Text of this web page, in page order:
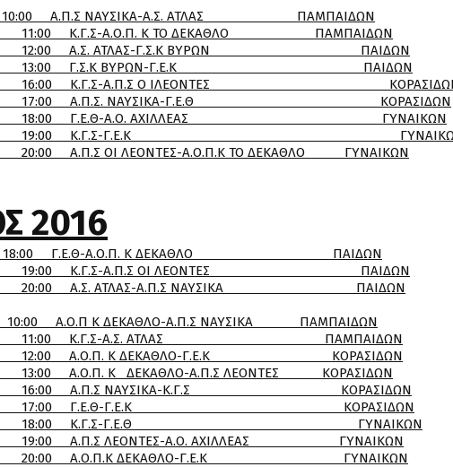
Α.Π.Σ ΝΑΥΣΙΚΑ-Α.Σ. ΑΤΛΑΣ ΠΑΜΠΑΙΔΩΝ
Κ ΤΟ ΔΕΚΑΘΛΟ ΠΑΜΠΑΙΔΩΝ
Γ.Σ.Κ ΒΥΡΩΝ ΠΑΙΔΩΝ
ΒΥΡΩΝ-Γ.Ε.Κ ΠΑΙΔΩΝ
Ο ΙΛΕΟΝΤΕΣ
ΝΑΥΣΙΚΑ-Γ.Ε.Θ ΚΟΡΑΣΙΔΩΝ
Α.Ο. ΑΧΙΛΛΕΑΣ ΓΥΝΑΙΚΩΝ
Γ.Ε.Κ
Α.Ο.Π.Κ ΤΟ ΔΕΚΑΘΛΟ ΓΥΝΑΙΚΩΝ
2016
Γ.Ε.Θ-Α.Ο.Π. Κ ΔΕΚΑΘΛΟ ΠΑΙΔΩΝ
ΟΙ ΛΕΟΝΤΕΣ ΠΑΙΔΩΝ
Α.Π.Σ ΝΑΥΣΙΚΑ ΠΑΙΔΩΝ
Α.Ο.Π Κ ΔΕΚΑΘΛΟ-Α.Π.Σ ΝΑΥΣΙΚΑ ΠΑΜΠΑΙΔΩΝ
Α.Σ. ΑΤΛΑΣ ΠΑΜΠΑΙΔΩΝ
ΔΕΚΑΘΛΟ-Γ.Ε.Κ ΚΟΡΑΣΙΔΩΝ
Α.Π.Σ ΛΕΟΝΤΕΣ ΚΟΡΑΣΙΔΩΝ
Κ.Γ.Σ ΚΟΡΑΣΙΔΩΝ
Γ.Ε.Κ ΚΟΡΑΣΙΔΩΝ
Γ.Ε.Θ ΓΥΝΑΙΚΩΝ
Α.Ο. ΑΧΙΛΛΕΑΣ ΓΥΝΑΙΚΩΝ
ΔΕΚΑΘΛΟ-Γ.Ε.Κ ΓΥΝΑΙΚΩΝ